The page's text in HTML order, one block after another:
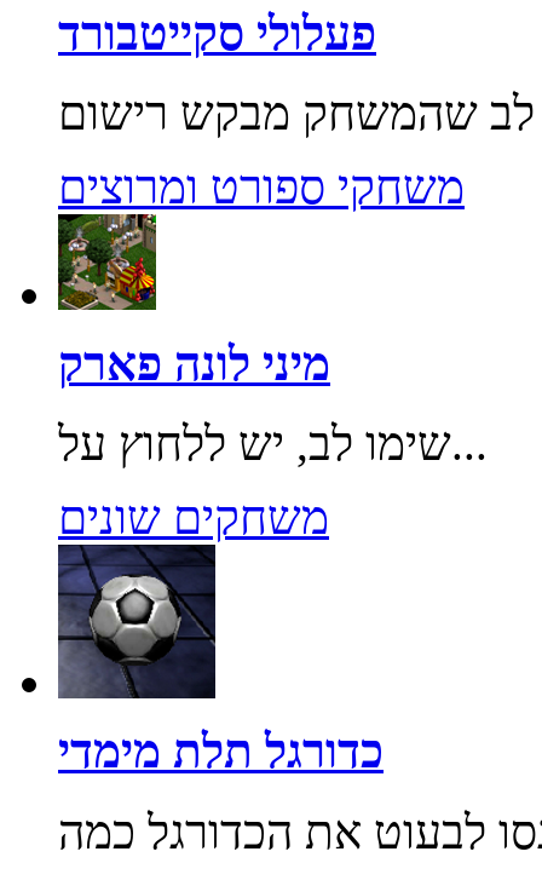
פעלולי סקייטבורד
משחקי ספורט ומרוצים
מיני לונה פארק
שימו לב, יש ללחוץ על...
משחקים שונים
כדורגל תלת מימדי